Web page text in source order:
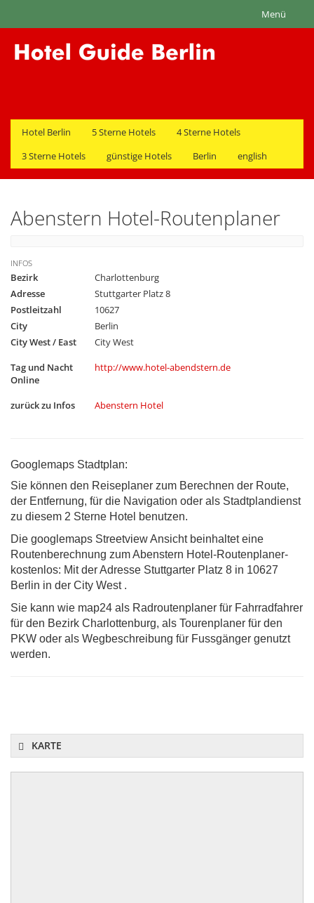
Menü
Hotel Berlin 5 Sterne Hotels
4 Sterne Hotels
3 Sterne Hotels
günstige Hotels Berlin english
Abenstern Hotel-Routenplaner
INFOS
Bezirk
Charlottenburg
Adresse
Stuttgarter Platz 8
Postleitzahl
10627
City
Berlin
City West / East
City West
Tag und Nacht
Online
http://www.hotel-abendstern.de
zurück zu Infos Abenstern Hotel
Googlemaps Stadtplan:
Sie können den Reiseplaner zum Berechnen der Route,
der Entfernung, für die Navigation oder als Stadtplandienst
zu diesem 2 Sterne Hotel benutzen.
Die googlemaps Streetview Ansicht beinhaltet eine
Routenberechnung zum Abenstern Hotel-Routenplaner-
kostenlos: Mit der Adresse Stuttgarter Platz 8 in 10627
Berlin in der City West .
Sie kann wie map24 als Radroutenplaner für Fahrradfahrer
für den Bezirk Charlottenburg, als Tourenplaner für den
PKW oder als Wegbeschreibung für Fussgänger genutzt
werden.
KARTE